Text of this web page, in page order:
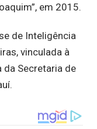
em 2015.
de Inteligência
vinculada à
da Secretaria de